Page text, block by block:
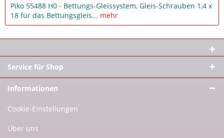
Piko 55488 H0 - Bettungs-Gleissystem, Gleis-Schrauben 1,4 x
18 für das Bettungsgleis... mehr
Service für Shop
Informationen
Cookie-Einstellungen
Über uns